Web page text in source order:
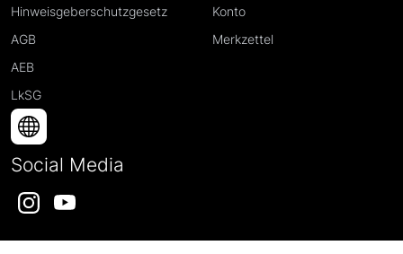
Hinweisgeberschutzgesetz
AGB
AEB
LkSG
Konto
Merkzettel
Social Media
InstagramYouTube